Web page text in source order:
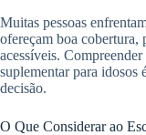
Muitas pessoas
ofereçam boa cobertura,
acessíveis.
suplementar para idosos
decisão.
O Que Considerar ao